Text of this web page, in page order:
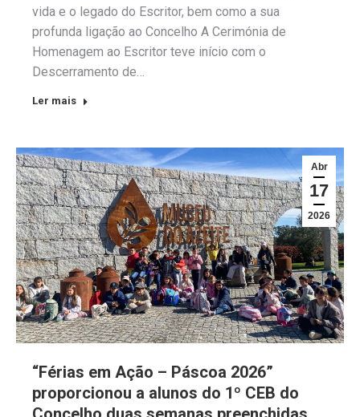
vida e o legado do Escritor, bem como a sua
profunda ligação ao Concelho A Cerimónia de
Homenagem ao Escritor teve início com o
Descerramento de…
Ler mais
Abr
17
2026
“Férias em Ação – Páscoa 2026”
proporcionou a alunos do 1º CEB do